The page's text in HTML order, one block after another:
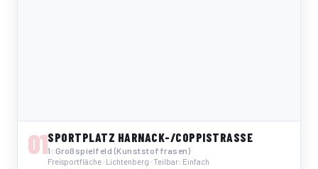
01SPORTPLATZ HARNACK-/COPPISTRASSE
1: Großspielfeld (Kunststoffrasen)
Freisportfläche · Lichtenberg · Teilbar: Einfach